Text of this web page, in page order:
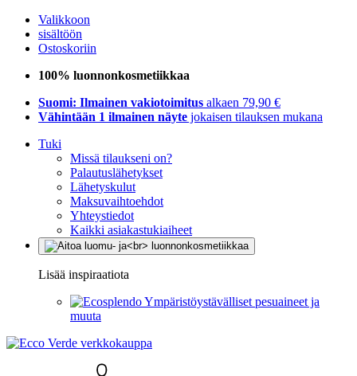
Valikkoon
sisältöön
Ostoskoriin
100% luonnonkosmetiikkaa
Suomi: Ilmainen vakiotoimitus alkaen 79,90 €
Vähintään 1 ilmainen näyte jokaisen tilauksen mukana
Tuki
Missä tilaukseni on?
Palautuslähetykset
Lähetyskulut
Maksuvaihtoehdot
Yhteystiedot
Kaikki asiakastukiaiheet
Lisää inspiraatiota
Ympäristöystävälliset pesuaineet ja
muuta